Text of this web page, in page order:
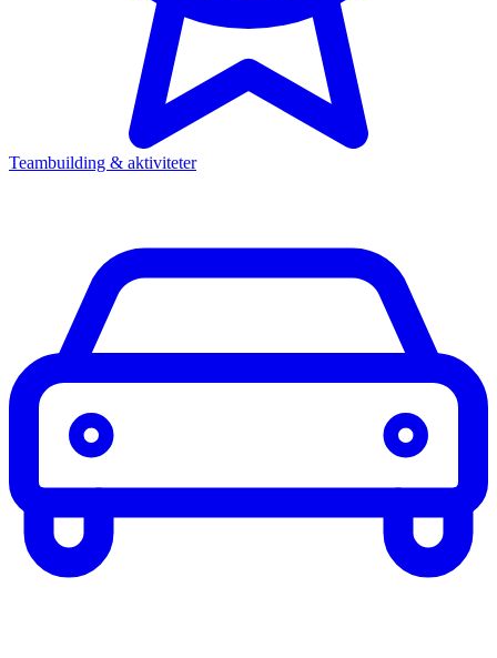
Teambuilding & aktiviteter